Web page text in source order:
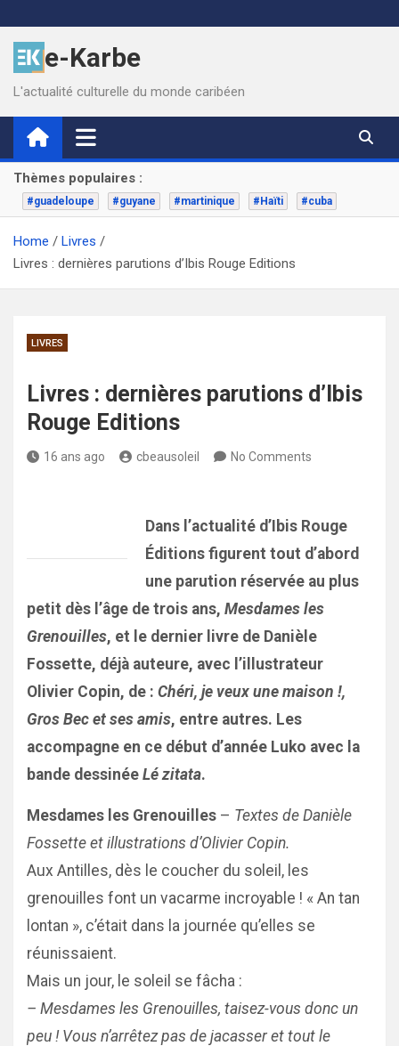
to
contente-Karbe
L'actualité culturelle du monde caribéen
Thèmes populaires :
#guadeloupe #guyane #martinique #Haïti #cuba
Home
Livres
Livres : dernières parutions d’Ibis Rouge Editions
LIVRES
Livres : dernières parutions d’Ibis
Rouge Editions
16 ans ago cbeausoleil No Comments
Dans l’actualité d’Ibis Rouge
Éditions figurent tout d’abord
une parution réservée au plus
petit dès l’âge de trois ans, Mesdames les
Grenouilles, et le dernier livre de Danièle
Fossette, déjà auteure, avec l’illustrateur
Olivier Copin, de : Chéri, je veux une maison !,
Gros Bec et ses amis, entre autres. Les
accompagne en ce début d’année Luko avec la
bande dessinée Lé zitata.
Mesdames les Grenouilles – Textes de Danièle
Fossette et illustrations d’Olivier Copin.
Aux Antilles, dès le coucher du soleil, les
grenouilles font un vacarme incroyable ! « An tan
lontan », c’était dans la journée qu’elles se
réunissaient.
Mais un jour, le soleil se fâcha :
– Mesdames les Grenouilles, taisez-vous donc un
peu ! Vous n’arrêtez pas de jacasser et tout le